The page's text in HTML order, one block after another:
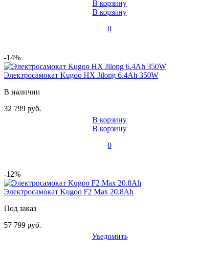
В корзину
В корзину
0
-14%
Электросамокат Kugoo HX Jilong 6.4Ah 350W
В наличии
32 799 руб.
В корзину
В корзину
0
-12%
Электросамокат Kugoo F2 Max 20.8Ah
Под заказ
57 799 руб.
Уведомить